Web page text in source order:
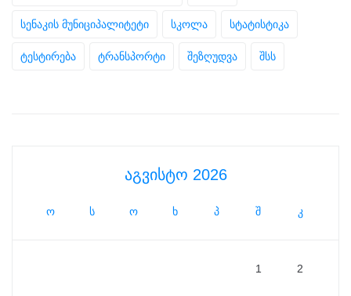
სენაკის მუნიციპალიტეტი სკოლა სტატისტიკა
ტესტირება ტრანსპორტი შეზღუდვა შსს
აგვისტო 2026
ო ს ო ხ პ შ კ
1 2